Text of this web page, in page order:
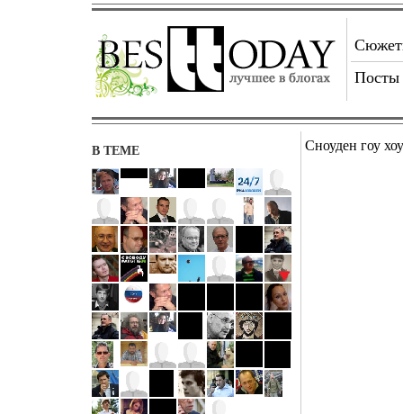
Посты
В ТЕМЕ Сноуден гоу